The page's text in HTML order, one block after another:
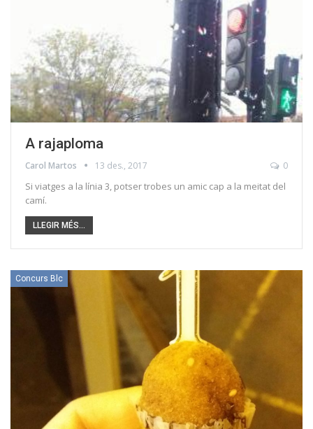
A rajaploma
Carol Martos 13 des., 2017 0
Si viatges a la línia 3, potser trobes un amic cap a la meitat del
camí.
LLEGIR MÉS...
Concurs Blc